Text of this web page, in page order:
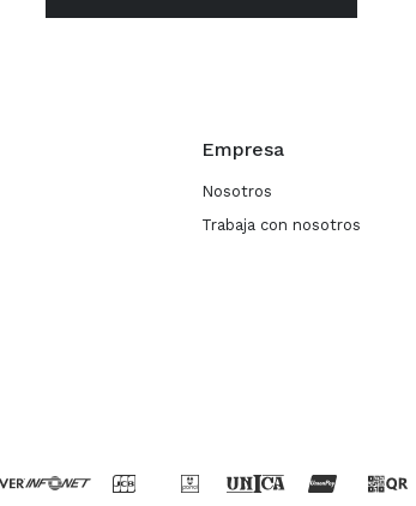
Empresa
Nosotros
Trabaja con nosotros